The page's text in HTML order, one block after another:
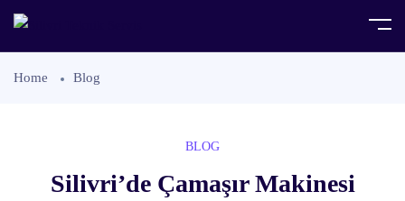
Home Blog
BLOG
Silivri’de Çamaşır Makinesi